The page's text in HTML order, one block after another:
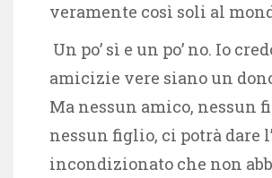
veramente così soli al
Un po’ sì e un po’ no. Io
amicizie vere siano un
Ma nessun amico, nessun
nessun figlio, ci potrà dare
incondizionato che non